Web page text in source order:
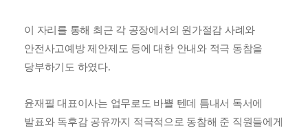
이 자리를 통해 최근 각 공장에서의 원가절감 사례와
안전사고예방 제안제도 등에 대한 안내와 적극 동참을
당부하기도 하였다.
윤재필 대표이사는 업무로도 바쁠 텐데 틈내서 독서에
발표와 독후감 공유까지 적극적으로 동참해 준 직원들에게